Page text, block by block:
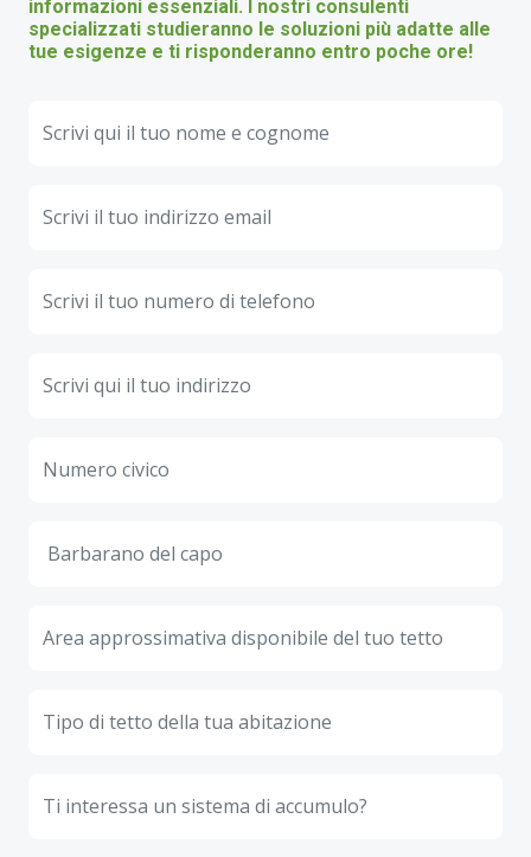
informazioni essenziali. I nostri consulenti
specializzati studieranno le soluzioni più adatte alle
tue esigenze e ti risponderanno entro poche ore!